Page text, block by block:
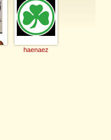
haenaez